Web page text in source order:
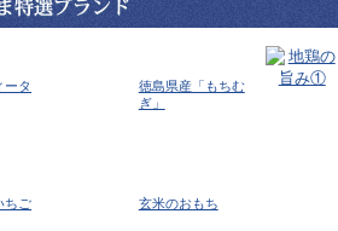
ータ
徳島県産「もちむ
ぎ」
ちご 玄米のおもち